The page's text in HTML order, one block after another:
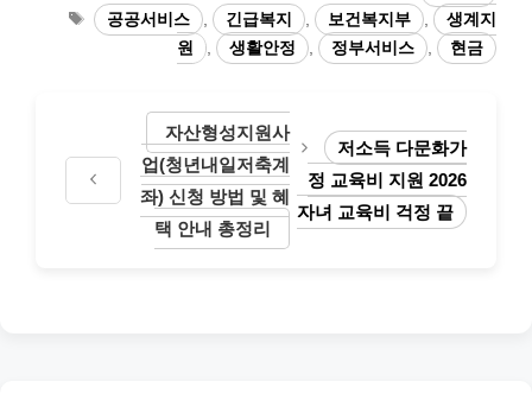
테
고
리
태
그
공공서비스 긴급복지 보건복지부
생계지
원
생활안정 정부서비스 현금
자산형성지원사
업(청년내일저축계
좌) 신청 방법 및 혜
택 안내 총정리
저소득 다문화가
정 교육비 지원 2026
자녀 교육비 걱정 끝